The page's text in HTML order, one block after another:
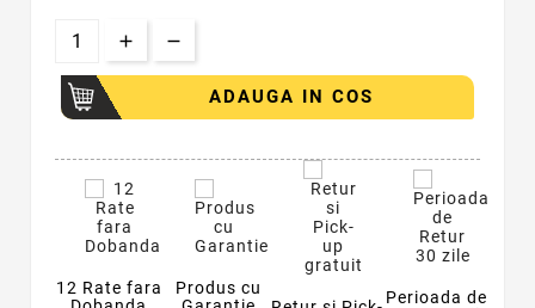
ADAUGA IN COS
12 Rate fara
Produs cu
Perioada de